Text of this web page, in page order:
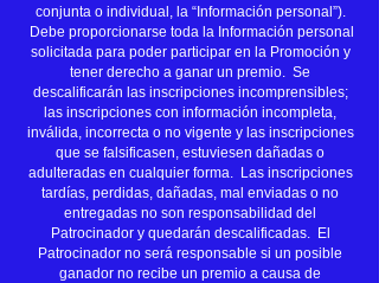
conjunta o individual, la “Información personal”).
Debe proporcionarse toda la Información personal
solicitada para poder participar en la Promoción y
tener derecho a ganar un premio. Se
descalificarán las inscripciones incomprensibles;
las inscripciones con información incompleta,
inválida, incorrecta o no vigente y las inscripciones
que se falsificasen, estuviesen dañadas o
adulteradas en cualquier forma. Las inscripciones
tardías, perdidas, dañadas, mal enviadas o no
entregadas no son responsabilidad del
Patrocinador y quedarán descalificadas. El
Patrocinador no será responsable si un posible
ganador no recibe un premio a causa de